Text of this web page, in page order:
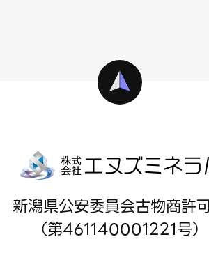
新潟県公安委員会古物商許
（第461140001221号）